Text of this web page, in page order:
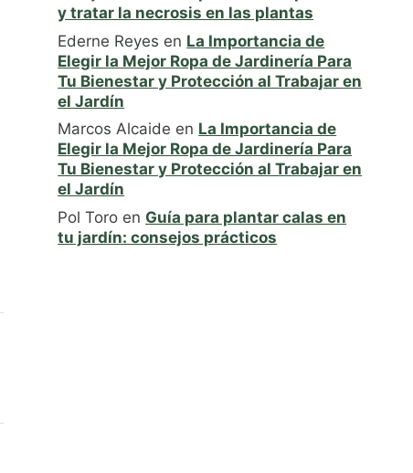
y tratar la necrosis en las plantas
Ederne Reyes en La Importancia de
Elegir la Mejor Ropa de Jardinería Para
Tu Bienestar y Protección al Trabajar en
el Jardín
Marcos Alcaide en La Importancia de
Elegir la Mejor Ropa de Jardinería Para
Tu Bienestar y Protección al Trabajar en
el Jardín
Pol Toro en Guía para plantar calas en
tu jardín: consejos prácticos